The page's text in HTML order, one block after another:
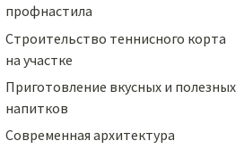
профнастила
Строительство теннисного корта
на участке
Приготовление вкусных и полезных
напитков
Cовременная архитектура